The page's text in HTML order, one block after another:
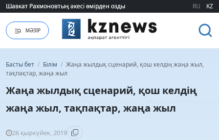
Шавкат Рахмоновтың әкесі өмірден озды
Шавкат Рахмоновтың әкесі өмірден озды RU KZ
МӘЗІР
Басты бет / Білім / Жаңа жылдық сценарий, қош келдің жаңа жыл,
тақпақтар, жаңа жыл
Жаңа жылдық сценарий, қош келдің
жаңа жыл, тақпақтар, жаңа жыл
26 қыркүйек, 2019